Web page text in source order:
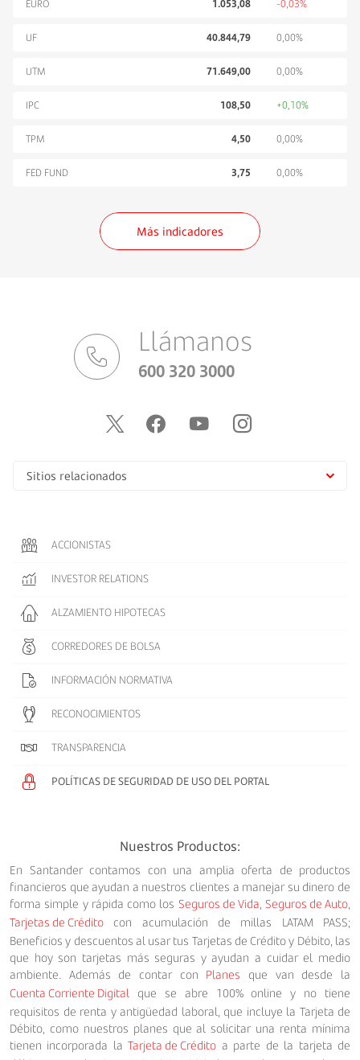
EURO 1.053,08 -0,03%
UF 40.844,79 0,00%
UTM 71.649,00 0,00%
IPC 108,50 +0,10%
TPM 4,50 0,00%
FED FUND 3,75 0,00%
Más indicadores
Llámanos
600 320 3000
Sitios relacionados
ACCIONISTAS
INVESTOR RELATIONS
ALZAMIENTO HIPOTECAS
CORREDORES DE BOLSA
INFORMACIÓN NORMATIVA
RECONOCIMIENTOS
TRANSPARENCIA
POLÍTICAS DE SEGURIDAD DE USO DEL PORTAL
Nuestros Productos:
En Santander contamos con una amplia oferta de productos
financieros que ayudan a nuestros clientes a manejar su dinero de
forma simple y rápida como los Seguros de Vida,Seguros de Auto,
Tarjetas de Crédito con acumulación de millas LATAM PASS;
Beneficios y descuentos al usar tus Tarjetas de Crédito y Débito, las
que hoy son tarjetas más seguras y ayudan a cuidar el medio
ambiente. Además de contar con Planes que van desde la
Cuenta Corriente Digital que se abre 100% online y no tiene
requisitos de renta y antigüedad laboral, que incluye la Tarjeta de
Débito, como nuestros planes que al solicitar una renta mínima
tienen incorporada laTarjeta de Crédito a parte de la tarjeta de